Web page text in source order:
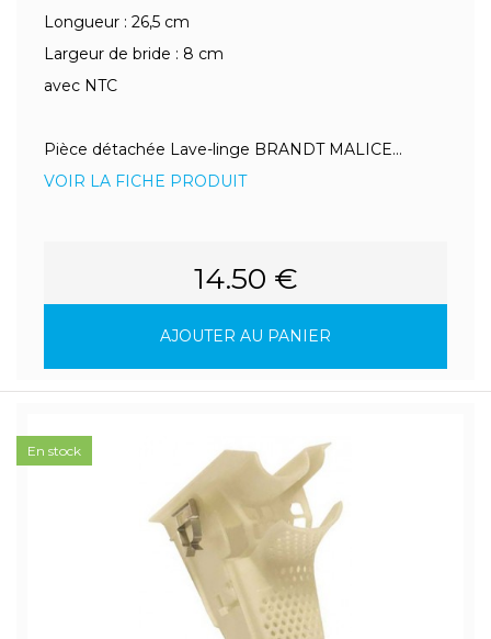
Longueur : 26,5 cm
Largeur de bride : 8 cm
avec NTC
Pièce détachée Lave-linge BRANDT MALICE...
VOIR LA FICHE PRODUIT
14.50 €
AJOUTER AU PANIER
En stock